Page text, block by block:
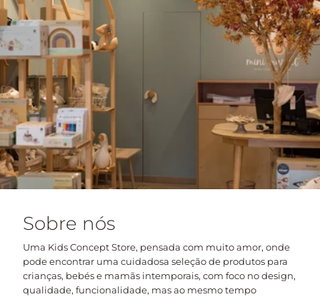
Sobre nós
Uma Kids Concept Store, pensada com muito amor, onde
pode encontrar uma cuidadosa seleção de produtos para
crianças, bebés e mamãs intemporais, com foco no design,
qualidade, funcionalidade, mas ao mesmo tempo